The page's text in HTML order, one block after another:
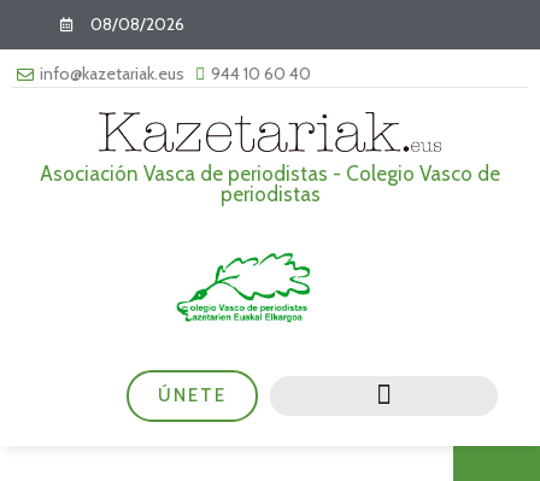
08/08/2026
info@kazetariak.eus 944 10 60 40
Asociación Vasca de periodistas - Colegio Vasco de
periodistas
ÚNETE